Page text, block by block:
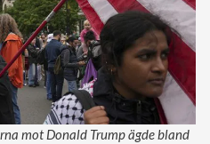
mot Donald Trump ägde bland